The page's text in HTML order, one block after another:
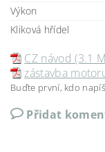
Výkon
Kliková hřídel
CZ návod (3.1
zástavba
Buďte první, kdo
Přidat